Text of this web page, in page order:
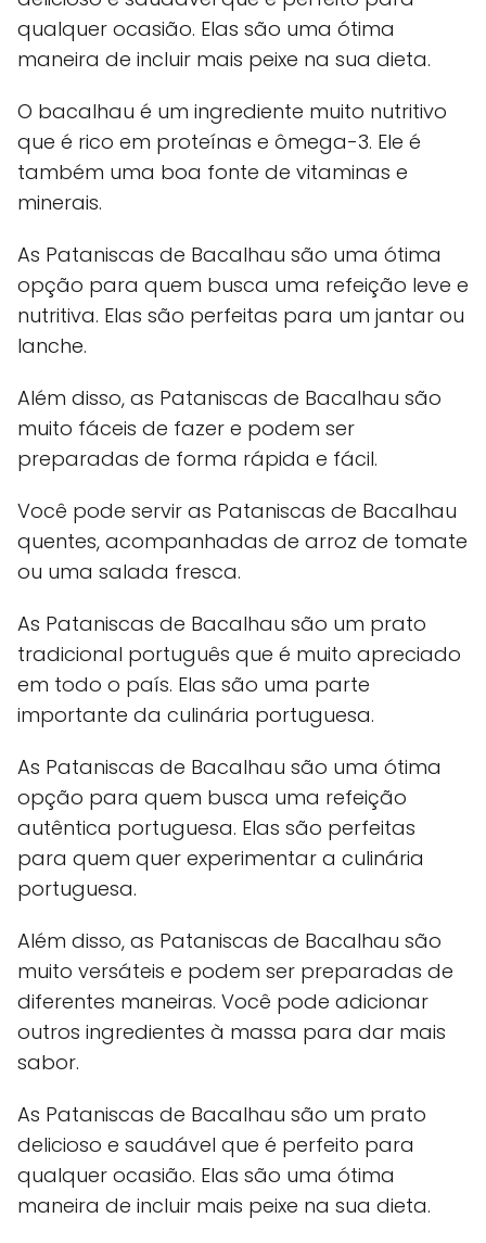
qualquer ocasião. Elas são uma ótima
maneira de incluir mais peixe na sua dieta.
O bacalhau é um ingrediente muito nutritivo
que é rico em proteínas e ômega-3. Ele é
também uma boa fonte de vitaminas e
minerais.
As Pataniscas de Bacalhau são uma ótima
opção para quem busca uma refeição leve e
nutritiva. Elas são perfeitas para um jantar ou
lanche.
Além disso, as Pataniscas de Bacalhau são
muito fáceis de fazer e podem ser
preparadas de forma rápida e fácil.
Você pode servir as Pataniscas de Bacalhau
quentes, acompanhadas de arroz de tomate
ou uma salada fresca.
As Pataniscas de Bacalhau são um prato
tradicional português que é muito apreciado
em todo o país. Elas são uma parte
importante da culinária portuguesa.
As Pataniscas de Bacalhau são uma ótima
opção para quem busca uma refeição
autêntica portuguesa. Elas são perfeitas
para quem quer experimentar a culinária
portuguesa.
Além disso, as Pataniscas de Bacalhau são
muito versáteis e podem ser preparadas de
diferentes maneiras. Você pode adicionar
outros ingredientes à massa para dar mais
sabor.
As Pataniscas de Bacalhau são um prato
delicioso e saudável que é perfeito para
qualquer ocasião. Elas são uma ótima
maneira de incluir mais peixe na sua dieta.